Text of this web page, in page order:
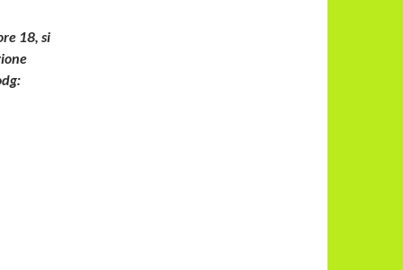
18, si